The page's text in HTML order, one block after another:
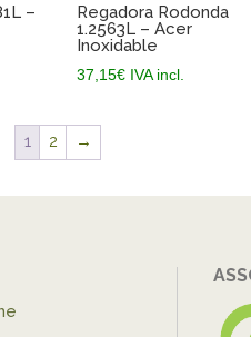
–
Regadora Rodonda
1.2563L – Acer
Inoxidable
37,15€ IVA incl.
1 2 →